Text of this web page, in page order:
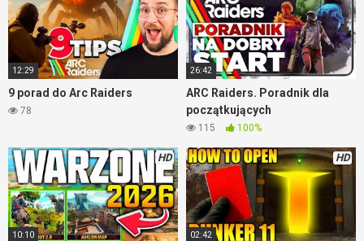
12:29
9 porad do Arc Raiders
78
26:42
ARC Raiders. Poradnik dla
początkujących
115 100%
HD
10:10
HD
02:42